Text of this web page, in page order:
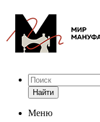
Найти
Меню